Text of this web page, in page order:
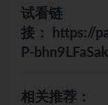
试看链
接：
https://
P-
相关推荐：